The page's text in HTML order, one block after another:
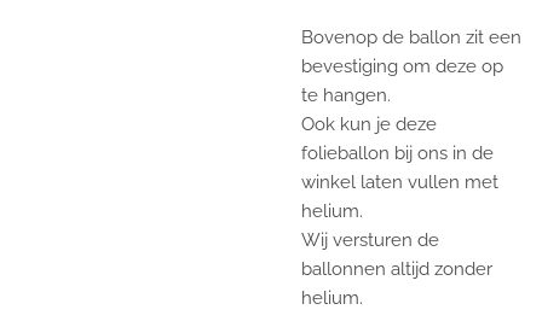
Bovenop de ballon zit een
bevestiging om deze op
te hangen.
Ook kun je deze
folieballon bij ons in de
winkel laten vullen met
helium.
Wij versturen de
ballonnen altijd zonder
helium.